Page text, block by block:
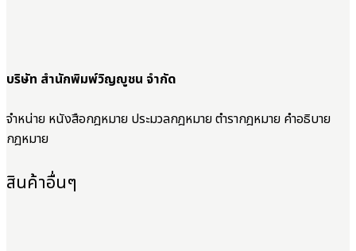
บริษัท สำนักพิมพ์วิญญูชน จำกัด
จำหน่าย หนังสือกฎหมาย ประมวลกฎหมาย ตำรากฎหมาย คำอธิบาย
กฎหมาย
สินค้าอื่นๆ